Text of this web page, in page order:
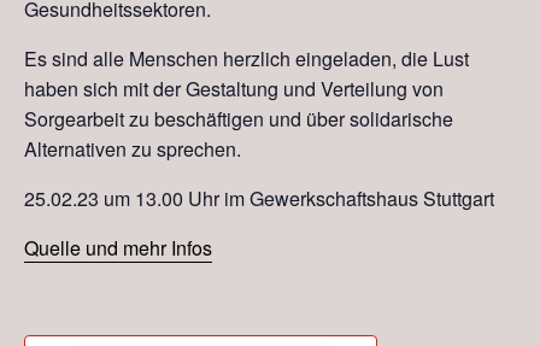
Gesundheitssektoren.
Es sind alle Menschen herzlich eingeladen, die Lust
haben sich mit der Gestaltung und Verteilung von
Sorgearbeit zu beschäftigen und über solidarische
Alternativen zu sprechen.
25.02.23 um 13.00 Uhr im Gewerkschaftshaus Stuttgart
Quelle und mehr Infos